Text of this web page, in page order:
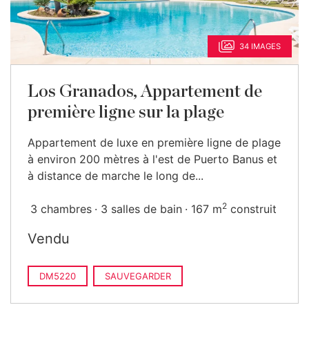
34 IMAGES
Los Granados, Appartement de
première ligne sur la plage
Appartement de luxe en première ligne de plage
à environ 200 mètres à l'est de Puerto Banus et
à distance de marche le long de...
3 chambres 3 salles de bain 167 m2 construit
Vendu
DM5220 SAUVEGARDER